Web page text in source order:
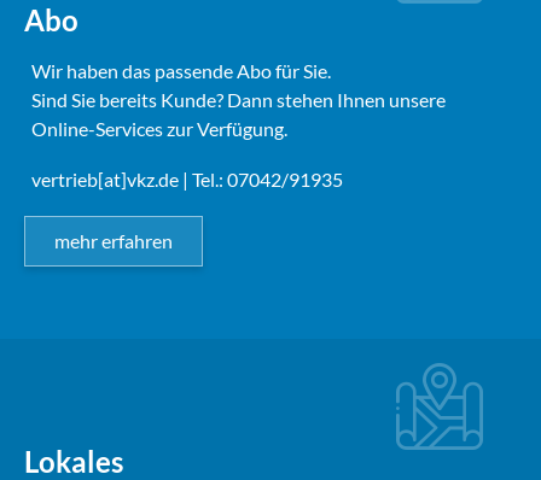
Abo
Wir haben das passende Abo für Sie.
Sind Sie bereits Kunde? Dann stehen Ihnen unsere
Online-Services zur Verfügung.
vertrieb[at]vkz.de | Tel.: 07042/91935
mehr erfahren
Lokales